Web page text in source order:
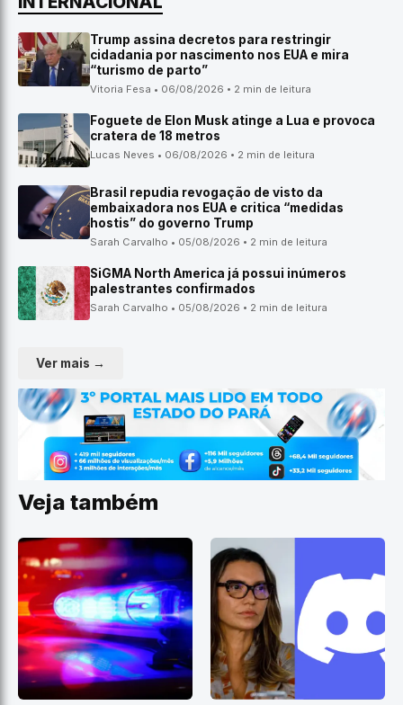
Trump assina decretos para restringir
cidadania por nascimento nos EUA e mira
“turismo de parto”
Vitoria Fesa • 06/08/2026 • 2 min de leitura
Foguete de Elon Musk atinge a Lua e provoca
cratera de 18 metros
Lucas Neves • 06/08/2026 • 2 min de leitura
Brasil repudia revogação de visto da
embaixadora nos EUA e critica “medidas
hostis” do governo Trump
Sarah Carvalho • 05/08/2026 • 2 min de leitura
SiGMA North America já possui inúmeros
palestrantes confirmados
Sarah Carvalho • 05/08/2026 • 2 min de leitura
Ver mais →
Veja também